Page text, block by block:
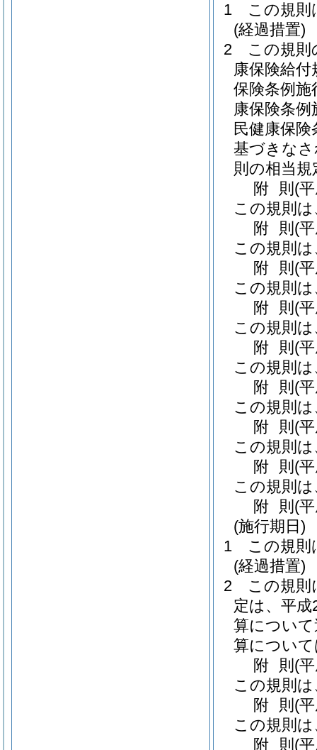
1
この規則
(経過措置)
2
この規則
康保険給付
保険条例施
康保険条例
民健康保険
基づきな
則の相当
附 則 (
この規則
附 則 (
この規則
附 則 (
この規則
附 則 (
この規則
附 則 (
この規則
附 則 (
この規則
附 則 (
この規則
附 則 (
この規則
附 則 (
(施行期日)
1
この規則
(経過措置)
2
この規則
定は、平
算につい
算につい
附 則 (
この規則
附 則 (
この規則
附 則 (